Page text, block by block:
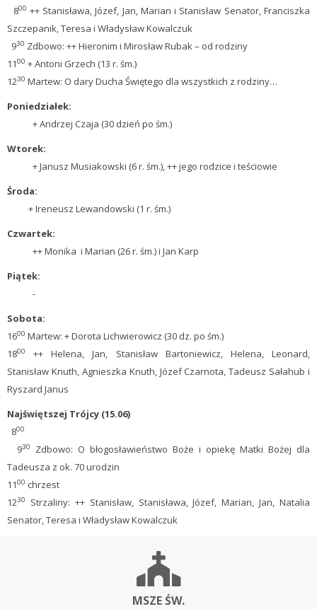
800 ++ Stanisława, Józef, Jan, Marian i Stanisław Senator, Franciszka
Szczepanik, Teresa i Władysław Kowalczuk
930 Zdbowo: ++ Hieronim i Mirosław Rubak – od rodziny
1100 + Antoni Grzech (13 r. śm.)
1230 Martew: O dary Ducha Świętego dla wszystkich z rodziny…
Poniedziałek:
+ Andrzej Czaja (30 dzień po śm.)
Wtorek:
+ Janusz Musiakowski (6 r. śm.), ++ jego rodzice i teściowie
Środa:
+ Ireneusz Lewandowski (1 r. śm.)
Czwartek:
++ Monika i Marian (26 r. śm.) i Jan Karp
Piątek:
-
Sobota:
1600 Martew: + Dorota Lichwierowicz (30 dz. po śm.)
1800
++ Helena, Jan, Stanisław Bartoniewicz, Helena, Leonard,
Stanisław Knuth, Agnieszka Knuth, Józef Czarnota, Tadeusz Sałahub i
Ryszard Janus
Najświętszej Trójcy (15.06)
800
930
Zdbowo: O błogosławieństwo Boże i opiekę Matki Bożej dla
Tadeusza z ok. 70 urodzin
1100 chrzest
1230
Strzaliny: ++ Stanisław, Stanisława, Józef, Marian, Jan, Natalia
Senator, Teresa i Władysław Kowalczuk
MSZE ŚW.